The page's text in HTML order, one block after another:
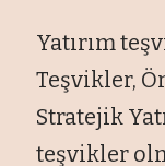
Yatırım
Teşvikler,
Stratejik
teşvikler